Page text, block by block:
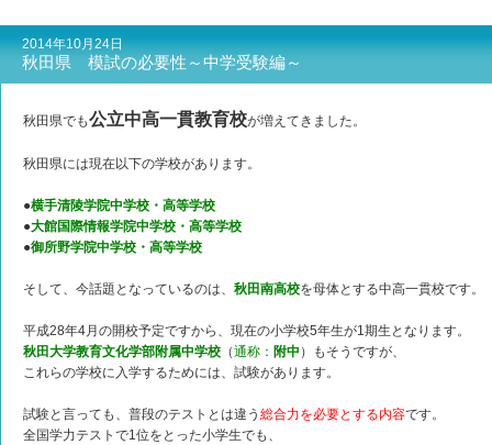
2014年10月24日
秋田県 模試の必要性～中学受験編～
秋田県でも公立中高一貫教育校が増えてきました。
秋田県には現在以下の学校があります。
●横手清陵学院中学校・高等学校
●大館国際情報学院中学校・高等学校
●御所野学院中学校・高等学校
そして、今話題となっているのは、 秋田南高校を母体とする中高一貫校です。
平成28年4月の開校予定ですから、現在の小学校5年生が1期生となります。
秋田大学教育文化学部附属中学校 （通称： 附中 ）もそうですが、
これらの学校に入学するためには、試験があります。
試験と言っても、普段のテストとは違う 総合力を必要とする内容です。
全国学力テストで1位をとった小学生でも、